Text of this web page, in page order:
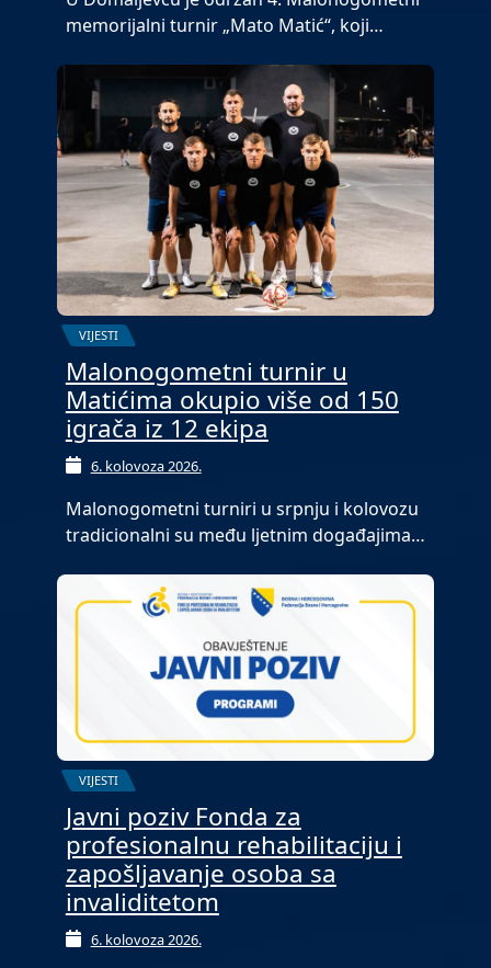
memorijalni turnir „Mato Matić“, koji…
VIJESTI
Malonogometni turnir u
Matićima okupio više od 150
igrača iz 12 ekipa
6. kolovoza 2026.
Malonogometni turniri u srpnju i kolovozu
tradicionalni su među ljetnim događajima…
VIJESTI
Javni poziv Fonda za
profesionalnu rehabilitaciju i
zapošljavanje osoba sa
invaliditetom
6. kolovoza 2026.